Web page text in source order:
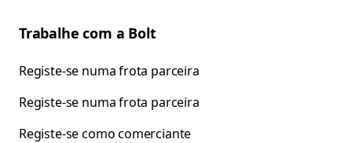
Trabalhe com a Bolt
Registe-se numa frota parceira
Registe-se numa frota parceira
Registe-se como comerciante